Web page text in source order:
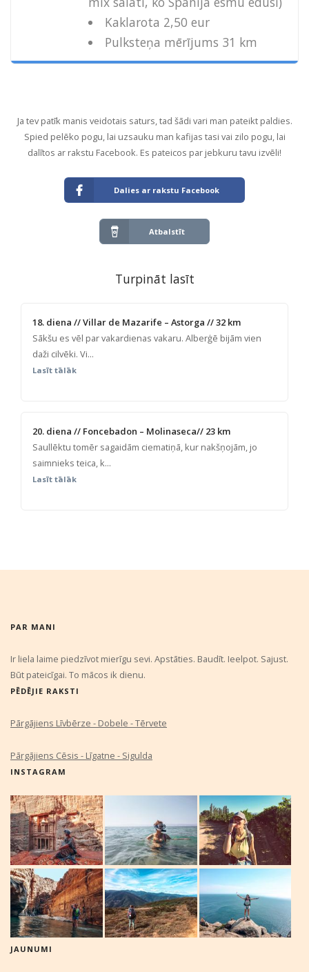
Kaklarota 2,50 eur
Pulksteņa mērījums 31 km
Ja tev patīk manis veidotais saturs, tad šādi vari man pateikt paldies.
Spied pelēko pogu, lai uzsauku man kafijas tasi vai zilo pogu, lai
dalītos ar rakstu Facebook. Es pateicos par jebkuru tavu izvēli!
Dalies ar rakstu Facebook
Atbalstīt
Turpināt lasīt
18. diena // Villar de Mazarife – Astorga // 32 km
Sākšu es vēl par vakardienas vakaru. Alberģē bijām vien
daži cilvēki. Vi...
Lasīt tālāk
20. diena // Foncebadon – Molinaseca// 23 km
Saullēktu tomēr sagaidām ciematiņā, kur nakšņojām, jo
saimnieks teica, k...
Lasīt tālāk
PAR MANI
Ir liela laime piedzīvot mierīgu sevi. Apstāties. Baudīt. Ieelpot. Sajust.
Būt pateicīgai. To mācos ik dienu.
PĒDĒJIE RAKSTI
Pārgājiens Līvbērze - Dobele - Tērvete
Pārgājiens Cēsis - Līgatne - Sigulda
INSTAGRAM
JAUNUMI